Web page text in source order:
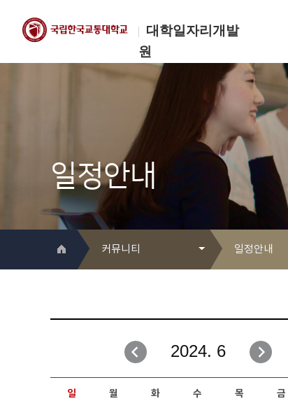
대학일자리개발
원
한국교통대학교
대학일자리개발원
일정안내
커뮤니티
취업성공지원과
창업지원·교육센터
현장실습/IPP사업단
일정안내
자유게시판
일정안내
보도자료
2024. 6
일 월 화 수 목 금